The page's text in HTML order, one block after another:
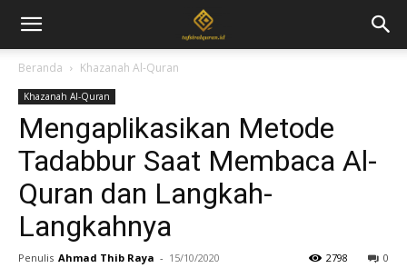
Beranda Khazanah Al-Quran
Khazanah Al-Quran
Mengaplikasikan Metode
Tadabbur Saat Membaca Al-
Quran dan Langkah-
Langkahnya
Penulis Ahmad Thib Raya - 15/10/2020 0
2798